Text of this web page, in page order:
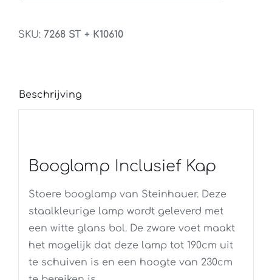
SKU: 7268 ST + K10610
Beschrijving
Booglamp Inclusief Kap
Stoere booglamp van Steinhauer. Deze
staalkleurige lamp wordt geleverd met
een witte glans bol. De zware voet maakt
het mogelijk dat deze lamp tot 190cm uit
te schuiven is en een hoogte van 230cm